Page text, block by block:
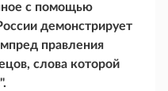
с помощью
демонстрирует
правления
слова которой